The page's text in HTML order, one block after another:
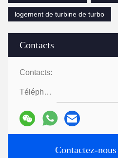
Contacts
Contacts:
Téléphone:
Contactez-
logement de turbine de turbo